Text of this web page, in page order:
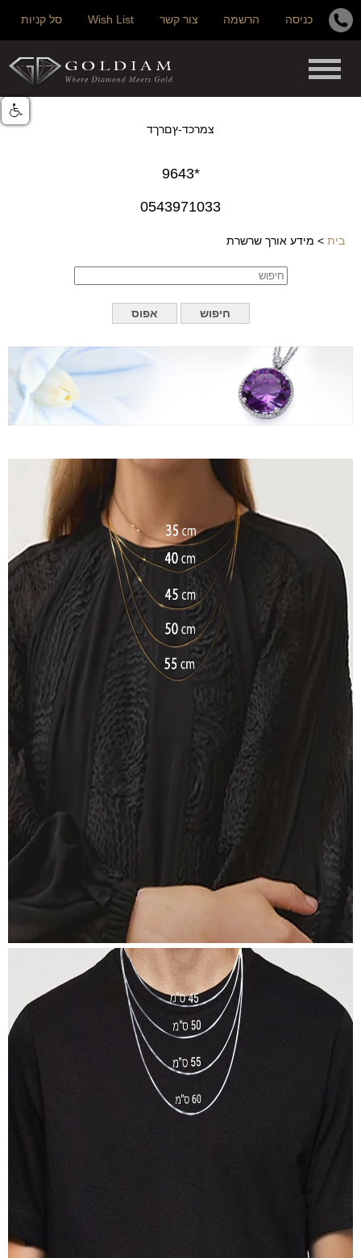
כניסה הרשמה צור קשר Wish List סל קניות
צמרכד-ץםרךד
*9643
0543971033
בית > מידע אורך שרשרת